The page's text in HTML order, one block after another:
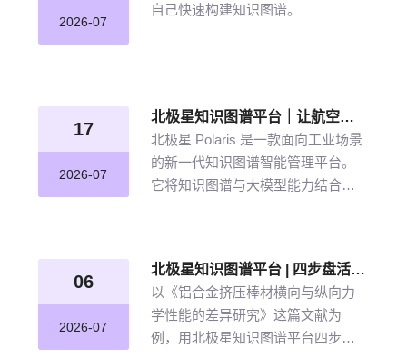
2026-07
自己快速构建知识图谱。
17
2026-07
北极星知识图谱平台｜让航空发动机叶片知识“连”起来
北极星 Polaris 是一款面向工业场景
的新一代知识图谱智能管理平台。
它将知识图谱与大模型能力结合，
06
2026-07
北极星知识图谱平台 | 四步盘活航空材料全量文献
以《铝合金挤压棒材横向与纵向力
学性能的差异研究》这篇文献为
例，用北极星知识图谱平台四步盘